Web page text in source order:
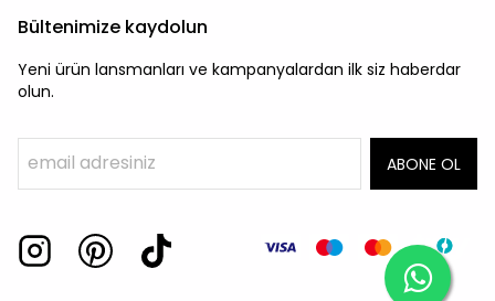
Bültenimize kaydolun
Yeni ürün lansmanları ve kampanyalardan ilk siz haberdar
olun.
ABONE OL